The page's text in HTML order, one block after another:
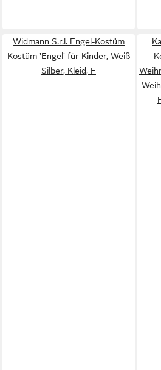
Widmann S.r.l. Engel-Kostüm
Kostüm 'Engel' für Kinder, Weiß
Silber, Kleid, F